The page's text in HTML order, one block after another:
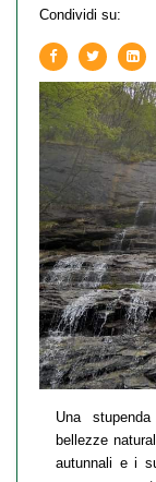
Condividi su:
Una
bellezze
autunnali e i